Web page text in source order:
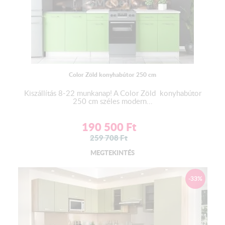
A termék nincs becsomagolva, mivel a csomagolás költsége
magas, és bizonyos esetekben meghaladhatja a termék árát. Ha
csomagolt állapotban szeretné átvenni, kérjük, jelezze
4.000 Ft – 8.000 Ft között változhat, és akár 25.000 Ft – 65.000
Ft is lehet, attól függően, hogy milyen típusú és mennyire
részletes a csomagolás. A szállítás zárt teherautóval, plédekkel
észlel, azt jelezze azonnal. A magasfényű termékek vékony
fóliával körbe vannak tekerve.
A munkalap színének a változtatási jogát a gyártó fenntartja!
Részletes leírás a Hasznos Információ fül alatt!
Color Zöld konyhabútor 250 cm
Kiszállítás 8-22 munkanap! A Color Zöld konyhabútor
250 cm széles modern...
190 500 Ft
259 708Ft
MEGTEKINTÉS
-33%